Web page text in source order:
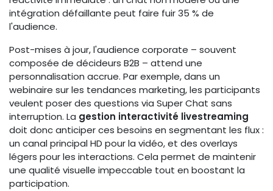
intégration défaillante peut faire fuir 35 % de
l'audience.
Post-mises à jour, l'audience corporate – souvent
composée de décideurs B2B – attend une
personnalisation accrue. Par exemple, dans un
webinaire sur les tendances marketing, les participants
veulent poser des questions via Super Chat sans
interruption. La gestion interactivité livestreaming
doit donc anticiper ces besoins en segmentant les flux :
un canal principal HD pour la vidéo, et des overlays
légers pour les interactions. Cela permet de maintenir
une qualité visuelle impeccable tout en boostant la
participation.